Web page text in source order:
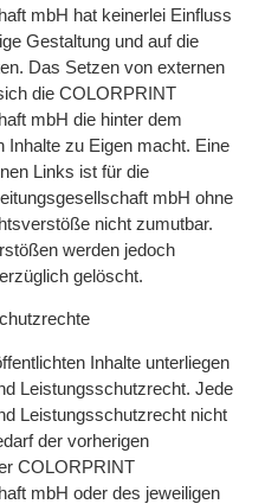
mbH hat keinerlei Einfluss
Gestaltung und auf die
Das Setzen von externen
die COLORPRINT
mbH die hinter dem
Inhalte zu Eigen macht. Eine
Links ist für die
mbH ohne
nicht zumutbar.
werden jedoch
gelöscht.
Inhalte unterliegen
Leistungsschutzrecht. Jede
Leistungsschutzrecht nicht
der vorherigen
COLORPRINT
mbH oder des jeweiligen